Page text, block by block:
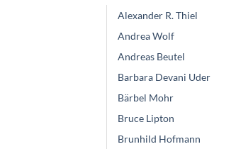
Alexander R. Thiel
Andrea Wolf
Andreas Beutel
Barbara Devani Uder
Bärbel Mohr
Bruce Lipton
Brunhild Hofmann